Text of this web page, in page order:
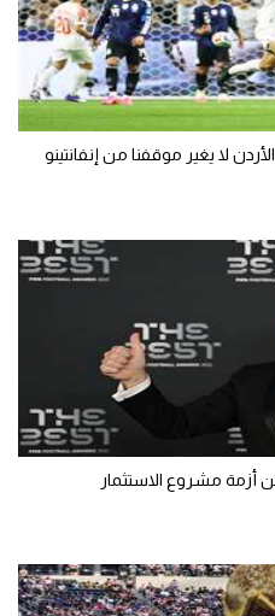
لا يغير موقفنا من إنفانتينو
أزمة مشروع الاستثمار